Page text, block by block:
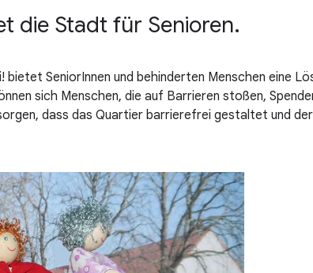
die Stadt für Senioren.
SeniorInnen und behinderten Menschen eine
sich Menschen, die auf Barrieren stoßen,
dass das Quartier barrierefrei gestaltet und